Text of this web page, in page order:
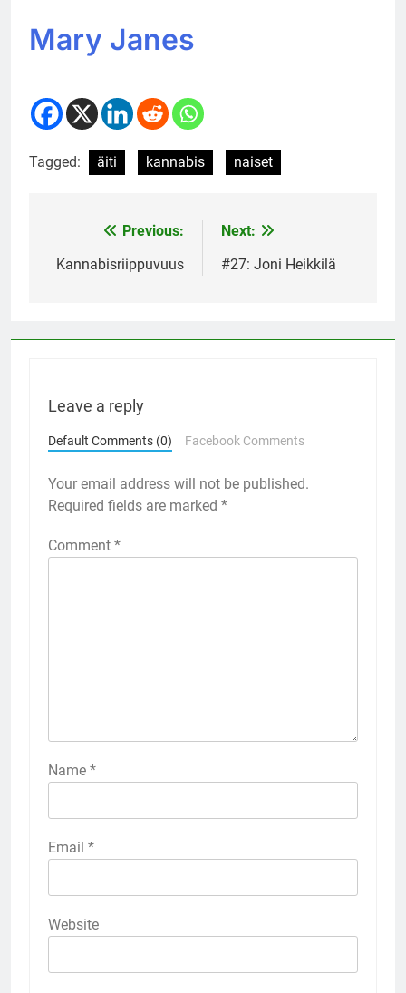
Mary Janes
Tagged: äiti kannabis naiset
navigation
Previous:
Kannabisriippuvuus
Next:
#27: Joni Heikkilä
Leave a reply
Default Comments (0) Facebook Comments
Your email address will not be published.
Required fields are marked *
Comment *
Name *
Email *
Website